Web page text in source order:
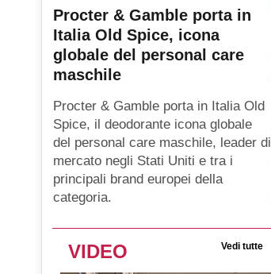
Procter & Gamble porta in
Italia Old Spice, icona
globale del personal care
maschile
Procter & Gamble porta in Italia Old
Spice, il deodorante icona globale
del personal care maschile, leader di
mercato negli Stati Uniti e tra i
principali brand europei della
categoria.
VIDEO Vedi tutte